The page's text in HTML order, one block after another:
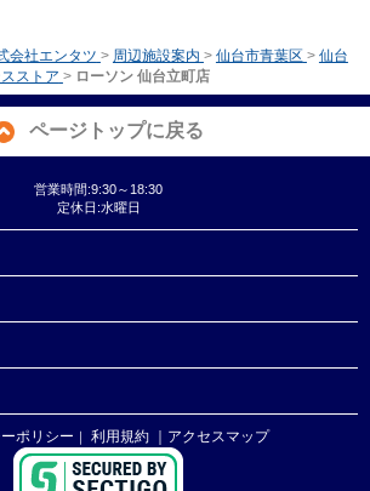
会社エンタツ > 周辺施設案内 > 仙台市青葉区 > 仙台
ストア > ローソン 仙台立町店
ページトップに戻る
営業時間:9:30～18:30
定休日:水曜日
ポリシー ｜ 利用規約 ｜アクセスマップ